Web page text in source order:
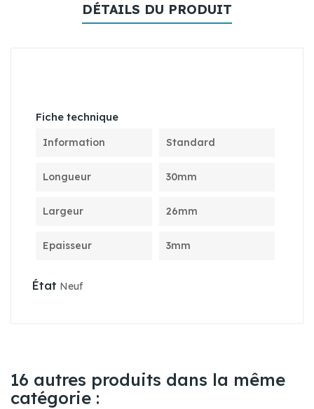
DÉTAILS DU PRODUIT
Fiche technique
Information Standard
Longueur 30mm
Largeur 26mm
Epaisseur 3mm
État Neuf
16 autres produits dans la même
catégorie :